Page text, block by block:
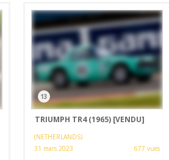
13
TRIUMPH TR4 (1965) [VENDU]
(NETHERLANDS)
31 mars 2023
677 vues